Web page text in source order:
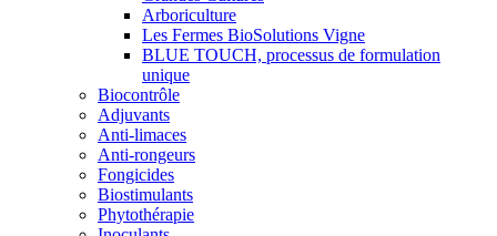
Arboriculture
Les Fermes BioSolutions Vigne
BLUE TOUCH, processus de formulation
unique
Biocontrôle
Adjuvants
Anti-limaces
Anti-rongeurs
Fongicides
Biostimulants
Phytothérapie